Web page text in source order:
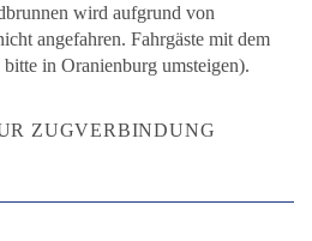
wird aufgrund von
angefahren. Fahrgäste mit dem
in Oranienburg umsteigen).
ZUGVERBINDUNG